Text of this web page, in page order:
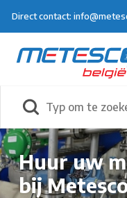
Direct contact:
Huur uw
bij